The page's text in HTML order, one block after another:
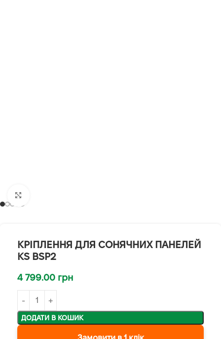
КРІПЛЕННЯ ДЛЯ СОНЯЧНИХ ПАНЕЛЕЙ
KS BSP2
4 799.00 грн
ДОДАТИ В КОШИК